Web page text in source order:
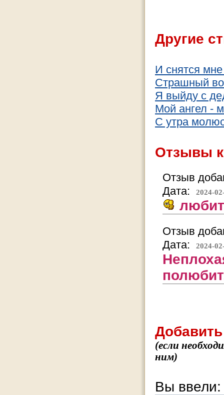
Другие
И снятся
Страшный
Я выйду с
Мой ангел -
С утра
Отзывы
Отзыв
Дата:
2024-
Отзыв
Дата:
2024-
(если
ним)
Вы